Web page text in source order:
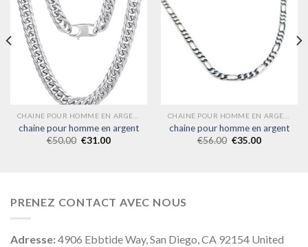
chaine pour homme en argent
€50.00 €31.00
chaine pour homme en argent
€56.00 €35.00
PRENEZ CONTACT AVEC NOUS
Adresse:4906 Ebbtide Way, San Diego, CA 92154 United